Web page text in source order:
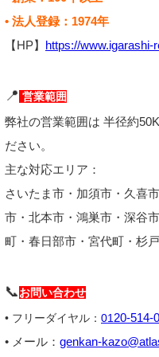
• 法人登録：1974年
【HP】 https://www.igarashi-
📍 営業範囲
弊社の営業範囲は 半径約
ださい。
主な対応エリア：
さいたま市・加須市・久喜
市・北本市・鴻巣市・深谷
町・春日部市・宮代町・杉
📞お問い合わせ
• フリーダイヤル： 01 20-514-
• メール： genkan-